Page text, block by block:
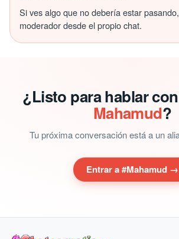
Si ves algo que no debería estar
moderador desde el propio chat.
¿Listo para hablar con
Mahamud?
Tu próxima conversación está a un
Entrar a #Mahamud →